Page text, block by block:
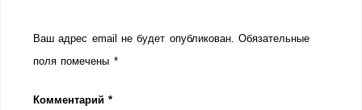
Ваш адрес email не будет опубликован. Обязательные
поля помечены *
Комментарий*